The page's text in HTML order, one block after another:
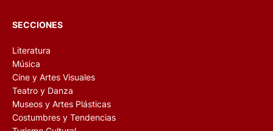
SECCIONES
Literatura
Música
Cine y Artes Visuales
Teatro y Danza
Museos y Artes Plásticas
Costumbres y Tendencias